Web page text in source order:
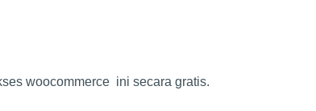
woocommerce ini secara gratis.